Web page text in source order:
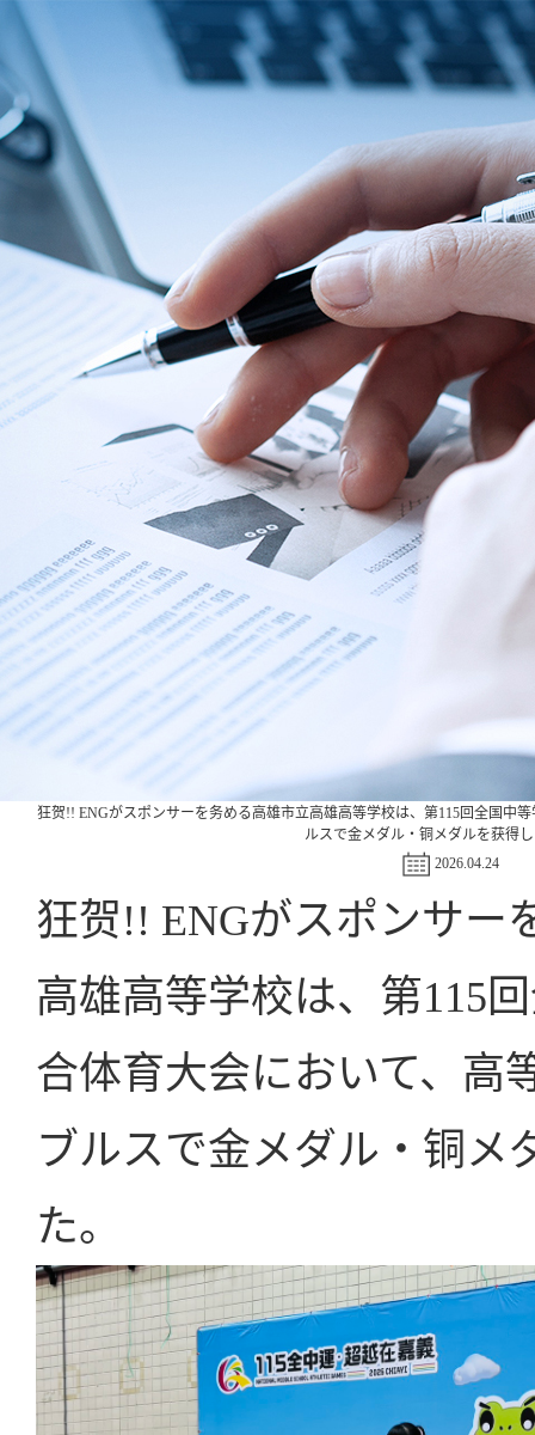
NEWS
News &
Event
Knowledge
PRODUCTS
Power
Supply
OEM
SOLUTIONS
Medical
Hybrid Work
Smart Home
QUALITY
ASSURANCE
Quality System
Environment
Certifications
Message
News
Products
Solutions
Quality assurance
Contact
Investor
CN
简体
TR
繁体
EN
English
狂贺!! ENGがスポンサーを务める高雄市立高雄高等学校は、第115回全国中
ルスで金メダル・铜メダルを获得
2026.04.24
狂贺!! ENGがスポンサー
高雄高等学校は、第115
合体育大会において、高
ブルスで金メダル・铜メ
た。